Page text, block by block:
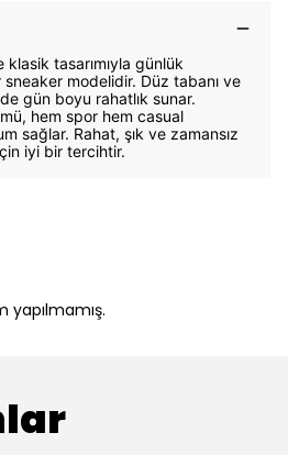
klasik tasarımıyla günlük
modelidir. Düz tabanı ve
gün boyu rahatlık sunar.
hem spor hem casual
sağlar. Rahat, şık ve zamansız
iyi bir tercihtir.
yapılmamış.